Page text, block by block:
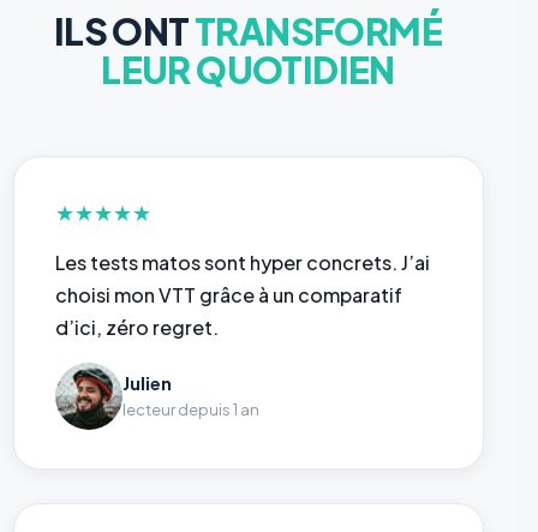
ILS ONTTRANSFORMÉ
LEUR QUOTIDIEN
★★★★★
Les tests matos sont hyper concrets. J’ai
choisi mon VTT grâce à un comparatif
d’ici, zéro regret.
Julien
lecteur depuis 1 an